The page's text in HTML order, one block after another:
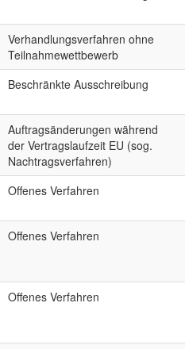
Verhandlungsverfahren ohne
Teilnahmewettbewerb
Beschränkte Ausschreibung
Auftragsänderungen während
der Vertragslaufzeit EU (sog.
Nachtragsverfahren)
Offenes Verfahren
Offenes Verfahren
Offenes Verfahren